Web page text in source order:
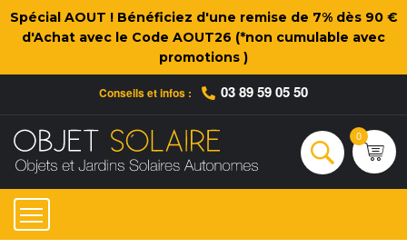
Spécial AOUT ! Bénéficiez d'une remise de 7% dès 90 €
d'Achat avec le Code AOUT26 (*non cumulable avec
promotions )
Conseils et infos : 03 89 59 05 50
Rechercher
0